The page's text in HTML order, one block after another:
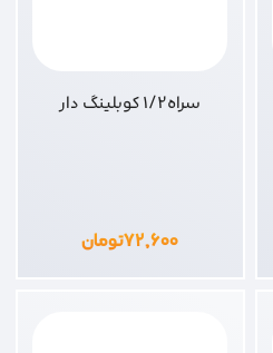
سراه1/2 کوبلینگ دار
۷۲,۶۰۰تومان